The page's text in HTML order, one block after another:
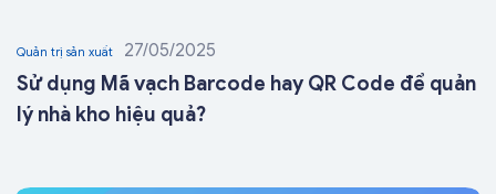
Quản trị sản xuất 27/05/2025
Sử dụng Mã vạch Barcode hay QR Code để quản
lý nhà kho hiệu quả?